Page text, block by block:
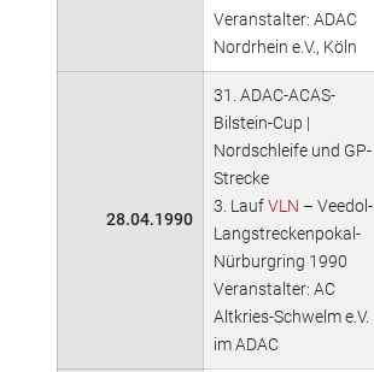
Veranstalter: ADAC
Nordrhein e.V., Köln
28.04.1990
31. ADAC-ACAS-
Bilstein-Cup |
Nordschleife und GP-
Strecke
3. LaufVLN – Veedol-
Langstreckenpokal-
Nürburgring 1990
Veranstalter: AC
Altkries-Schwelm e.V.
im ADAC